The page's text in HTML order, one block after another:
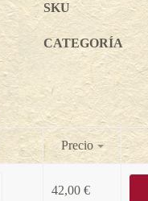
SKU
CATEGORÍA
Precio
42,00 €